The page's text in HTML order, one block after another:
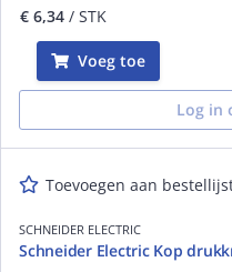
€ 6,34 / STK
Voeg toe
Log in
Toevoegen aan
SCHNEIDER ELECTRIC
Schneider Electric Kop